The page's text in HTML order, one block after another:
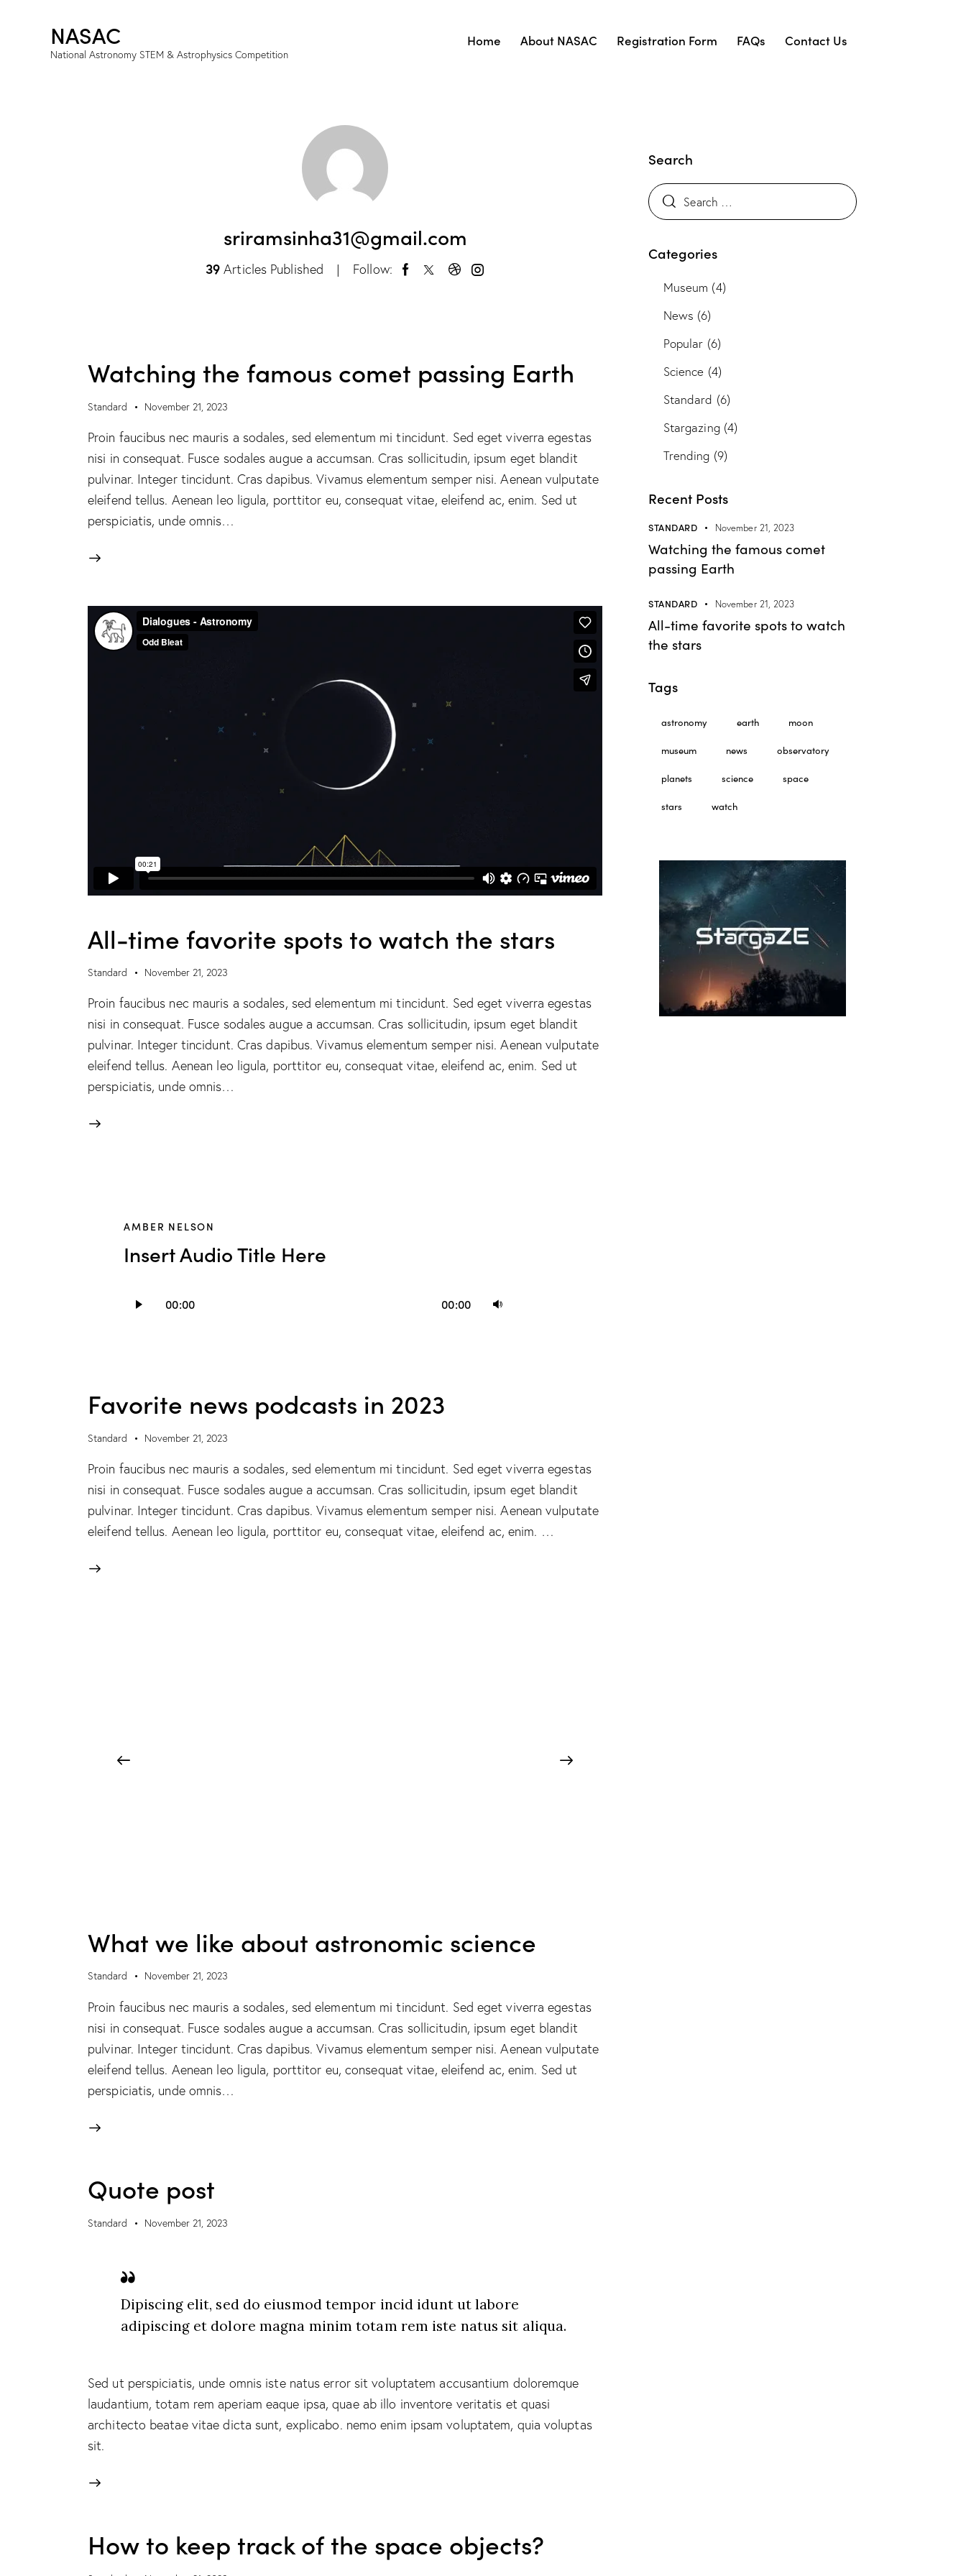
NASAC
National Astronomy STEM & Astrophysics Competition
Home About NASAC Registration Form FAQs Contact Us
sriramsinha31@gmail.com
39 Articles Published Follow:
Watching the famous comet passing Earth
Standard November 21, 2023
Proin faucibus nec mauris a sodales, sed elementum mi tincidunt. Sed eget viverra egestas
nisi in consequat. Fusce sodales augue a accumsan. Cras sollicitudin, ipsum eget blandit
pulvinar. Integer tincidunt. Cras dapibus. Vivamus elementum semper nisi. Aenean vulputate
eleifend tellus. Aenean leo ligula, porttitor eu, consequat vitae, eleifend ac, enim. Sed ut
perspiciatis, unde omnis…
All-time favorite spots to watch the stars
Standard November 21, 2023
Proin faucibus nec mauris a sodales, sed elementum mi tincidunt. Sed eget viverra egestas
nisi in consequat. Fusce sodales augue a accumsan. Cras sollicitudin, ipsum eget blandit
pulvinar. Integer tincidunt. Cras dapibus. Vivamus elementum semper nisi. Aenean vulputate
eleifend tellus. Aenean leo ligula, porttitor eu, consequat vitae, eleifend ac, enim. Sed ut
perspiciatis, unde omnis…
AMBER NELSON
Insert Audio Title Here
Player
00:00 00:00
volume.
Favorite news podcasts in 2023
Standard November 21, 2023
Proin faucibus nec mauris a sodales, sed elementum mi tincidunt. Sed eget viverra egestas
nisi in consequat. Fusce sodales augue a accumsan. Cras sollicitudin, ipsum eget blandit
pulvinar. Integer tincidunt. Cras dapibus. Vivamus elementum semper nisi. Aenean vulputate
eleifend tellus. Aenean leo ligula, porttitor eu, consequat vitae, eleifend ac, enim. …
What we like about astronomic science
Standard November 21, 2023
Proin faucibus nec mauris a sodales, sed elementum mi tincidunt. Sed eget viverra egestas
nisi in consequat. Fusce sodales augue a accumsan. Cras sollicitudin, ipsum eget blandit
pulvinar. Integer tincidunt. Cras dapibus. Vivamus elementum semper nisi. Aenean vulputate
eleifend tellus. Aenean leo ligula, porttitor eu, consequat vitae, eleifend ac, enim. Sed ut
perspiciatis, unde omnis…
Quote post
Standard November 21, 2023
Dipiscing elit, sed do eiusmod tempor incid idunt ut labore
adipiscing et dolore magna minim totam rem iste natus sit aliqua.
Sed ut perspiciatis, unde omnis iste natus error sit voluptatem accusantium doloremque
laudantium, totam rem aperiam eaque ipsa, quae ab illo inventore veritatis et quasi
architecto beatae vitae dicta sunt, explicabo. nemo enim ipsam voluptatem, quia voluptas
sit.
How to keep track of the space objects?
Search
Categories
Museum (4)
News (6)
Popular (6)
Science (4)
Standard (6)
Stargazing(4)
Trending (9)
Recent Posts
STANDARD November 21, 2023
Watching the famous comet
passing Earth
STANDARD November 21, 2023
All-time favorite spots to watch
the stars
Tags
astronomy earth moon
museum news observatory
planets science space
stars watch